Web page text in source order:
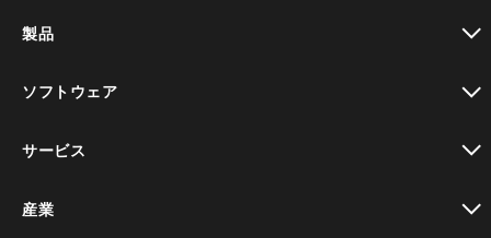
製品
ソフトウェア
サービス
産業